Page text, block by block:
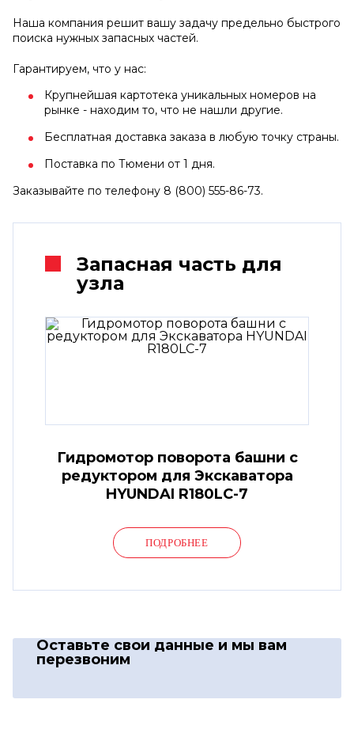
Наша компания решит вашу задачу предельно быстрого
поиска нужных запасных частей.
Гарантируем, что у нас:
Крупнейшая картотека уникальных номеров на
рынке - находим то, что не нашли другие.
Бесплатная доставка заказа в любую точку страны.
Поставка по Тюмени от 1 дня.
Заказывайте по телефону 8 (800) 555-86-73.
Запасная часть для
узла
Гидромотор поворота башни с
редуктором для Экскаватора
HYUNDAI R180LC-7
ПОДРОБНЕЕ
Оставьте свои данные и мы вам
перезвоним